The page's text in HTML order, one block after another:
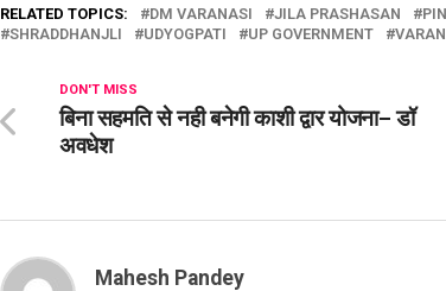
RELATED TOPICS: DM VARANASI JILA PRASHASAN
SHRADDHANJLI
UDYOGPATI UP GOVERNMENT
DON'T MISS
बिना सहमति से नही बनेगी काशी द्वार योजना– डॉ
अवधेश
Mahesh Pandey